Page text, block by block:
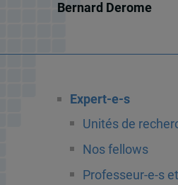
Bernard Derome
Expert-e-s
Unités de
Nos fellows
Professeur-e-s